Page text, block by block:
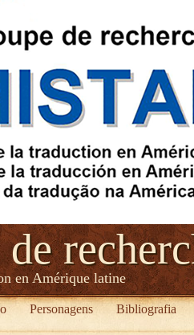
de
en Amérique latine
Personagens Bibliografia